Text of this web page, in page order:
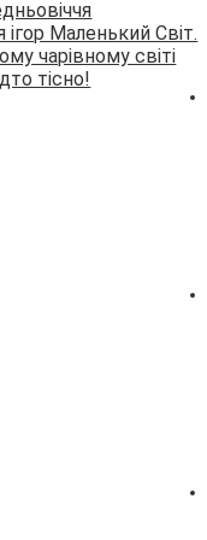
ігор Маленький Світ.
чарівному світі
тісно!